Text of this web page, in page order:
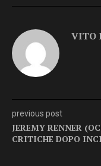
VITO
previous post
JEREMY RENNER
CRITICHE DOPO